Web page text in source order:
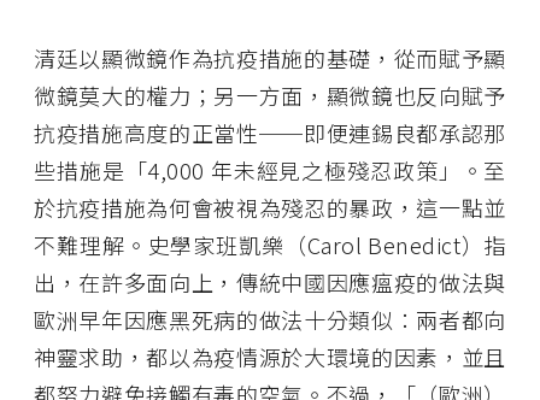
清廷以顯微鏡作為抗疫措施的基礎，從而賦予顯
微鏡莫大的權力；另一方面，顯微鏡也反向賦予
抗疫措施高度的正當性──即便連錫良都承認那
些措施是「4,000 年未經見之極殘忍政策」。至
於抗疫措施為何會被視為殘忍的暴政，這一點並
不難理解。史學家班凱樂（Carol Benedict）指
出，在許多面向上，傳統中國因應瘟疫的做法與
歐洲早年因應黑死病的做法十分類似：兩者都向
神靈求助，都以為疫情源於大環境的因素，並且